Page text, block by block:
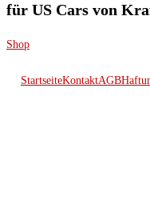
für US Cars von
Shop
StartseiteKontaktAGB